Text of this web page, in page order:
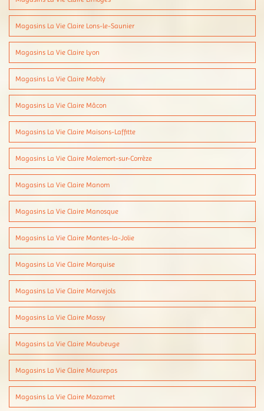
Magasins La Vie Claire Lons-le-Saunier
Magasins La Vie Claire Lyon
Magasins La Vie Claire Mably
Magasins La Vie Claire Mâcon
Magasins La Vie Claire Maisons-Laffitte
Magasins La Vie Claire Malemort-sur-Corrèze
Magasins La Vie Claire Manom
Magasins La Vie Claire Manosque
Magasins La Vie Claire Mantes-la-Jolie
Magasins La Vie Claire Marquise
Magasins La Vie Claire Marvejols
Magasins La Vie Claire Massy
Magasins La Vie Claire Maubeuge
Magasins La Vie Claire Maurepas
Magasins La Vie Claire Mazamet